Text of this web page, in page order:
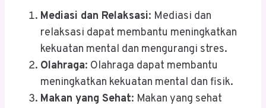
Mediasi dan Relaksasi: Mediasi dan
relaksasi dapat membantu meningkatkan
kekuatan mental dan mengurangi stres.
Olahraga: Olahraga dapat membantu
meningkatkan kekuatan mental dan fisik.
Makan yang Sehat: Makan yang sehat